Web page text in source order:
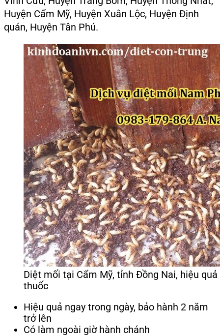
Huyện Cẩm Mỹ, Huyện Xuân Lộc, Huyện Định
quán, Huyện Tân Phú.
Diệt mối tại Cẩm Mỹ, tỉnh Đồng Nai, hiệu
thuốc
Hiệu quả ngay trong ngày, bảo hành 2 năm
trở lên
Có làm ngoài giờ hành chánh